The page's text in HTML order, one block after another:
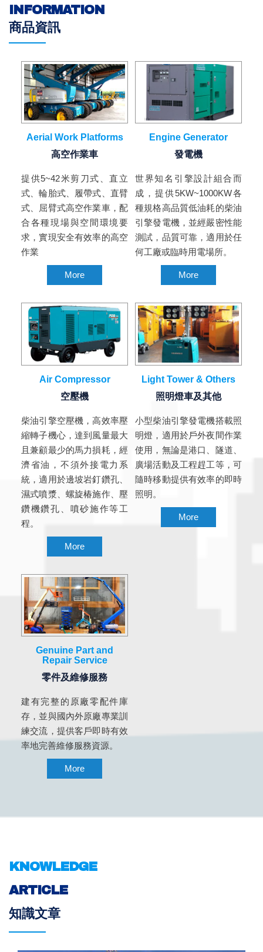
INFORMATION
商品資訊
Aerial Work Platforms
高空作業車
提供5~42米剪刀式、直立
式、輪胎式、履帶式、直臂
式、屈臂式高空作業車，配
合各種現場與空間環境要
求，實現安全有效率的高空
作業
More
Engine Generator
發電機
世界知名引擎設計組合而
成，提供5KW~1000KW各
種規格高品質低油耗的柴油
引擎發電機，並經嚴密性能
測試，品質可靠，適用於任
何工廠或臨時用電場所。
More
Air Compressor
空壓機
柴油引擎空壓機，高效率壓
縮轉子機心，達到風量最大
且兼顧最少的馬力損耗，經
濟省油，不須外接電力系
統，適用於邊坡岩釘鑽孔、
濕式噴漿、螺旋椿施作、壓
鑽機鑽孔、噴砂施作等工
程。
More
Light Tower & Others
照明燈車及其他
小型柴油引擎發電機搭載照
明燈，適用於戶外夜間作業
使用，無論是港口、隧道、
廣場活動及工程趕工等，可
隨時移動提供有效率的即時
照明。
More
Genuine Part and
Repair Service
零件及維修服務
建有完整的原廠零配件庫
存，並與國內外原廠專業訓
練交流，提供客戶即時有效
率地完善維修服務資源。
More
KNOWLEDGE
ARTICLE
知識文章